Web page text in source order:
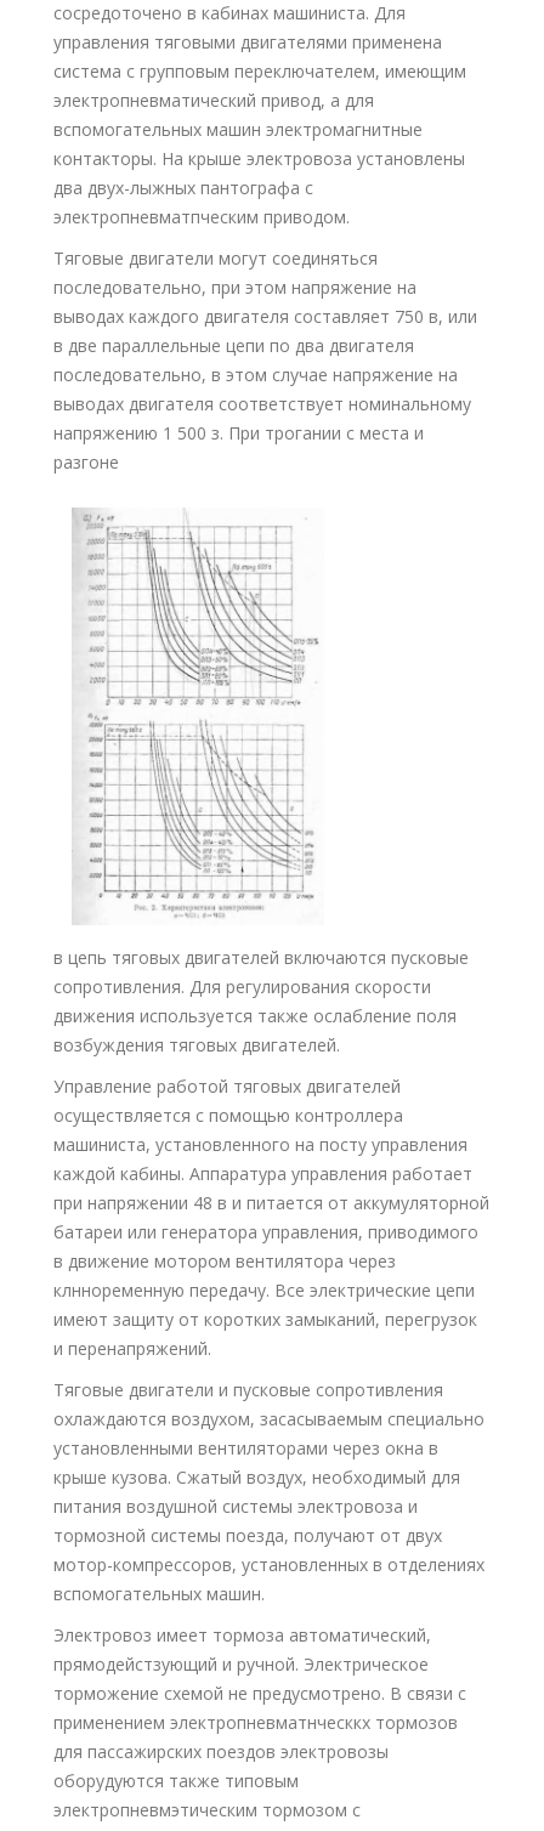
сосредоточено в кабинах машиниста. Для
управления тяговыми двигателями применена
система с групповым переключателем, имеющим
электропневматический привод, а для
вспомогательных машин электромагнитные
контакторы. На крыше электровоза установлены
два двух-лыжных пантографа с
электропневматпческим приводом.
Тяговые двигатели могут соединяться
последовательно, при этом напряжение на
выводах каждого двигателя составляет 750 в, или
в две параллельные цепи по два двигателя
последовательно, в этом случае напряжение на
выводах двигателя соответствует номинальному
напряжению 1 500 з. При трогании с места и
разгоне
в цепь тяговых двигателей включаются пусковые
сопротивления. Для регулирования скорости
движения используется также ослабление поля
возбуждения тяговых двигателей.
Управление работой тяговых двигателей
осуществляется с помощью контроллера
машиниста, установленного на посту управления
каждой кабины. Аппаратура управления работает
при напряжении 48 в и питается от аккумуляторной
батареи или генератора управления, приводимого
в движение мотором вентилятора через
клнноременную передачу. Все электрические цепи
имеют защиту от коротких замыканий, перегрузок
и перенапряжений.
Тяговые двигатели и пусковые сопротивления
охлаждаются воздухом, засасываемым специально
установленными вентиляторами через окна в
крыше кузова. Сжатый воздух, необходимый для
питания воздушной системы электровоза и
тормозной системы поезда, получают от двух
мотор-компрессоров, установленных в отделениях
вспомогательных машин.
Электровоз имеет тормоза автоматический,
прямодейстзующий и ручной. Электрическое
торможение схемой не предусмотрено. В связи с
применением электропневматнческкх тормозов
для пассажирских поездов электровозы
оборудуются также типовым
электропневмэтическим тормозом с